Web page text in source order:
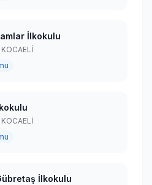
İlkokulu
KOCAELİ
KOCAELİ
İlkokulu